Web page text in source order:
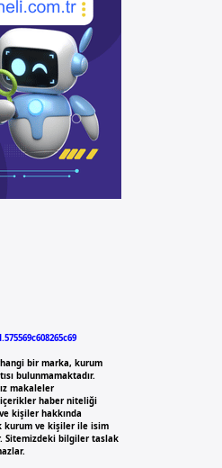
bir marka, kurum
bulunmamaktadır.
makaleler
içerikler haber niteliği
kişiler hakkında
kurum ve kişiler ile isim
Sitemizdeki bilgiler taslak